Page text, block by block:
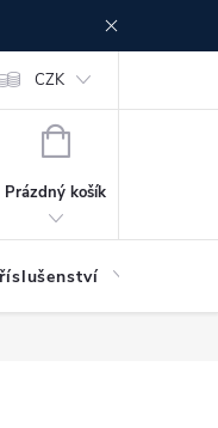
CZK
NÁKUPNÍ
Prázdný košík